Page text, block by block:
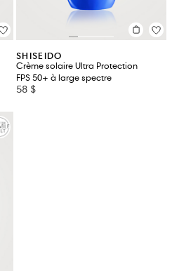
SHISEIDO
Crème solaire Ultra Protection
FPS 50+ à large spectre
58 $